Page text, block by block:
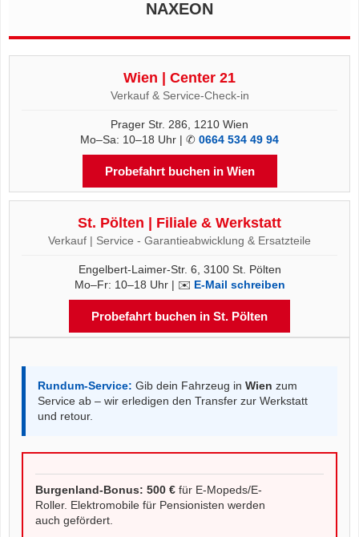
NAXEON
Wien | Center 21
Verkauf & Service-Check-in
Prager Str. 286, 1210 Wien
Mo–Sa: 10–18 Uhr | ✆ 0664 534 49 94
Probefahrt buchen in Wien
St. Pölten | Filiale & Werkstatt
Verkauf | Service - Garantieabwicklung & Ersatzteile
Engelbert-Laimer-Str. 6, 3100 St. Pölten
Mo–Fr: 10–18 Uhr | ✉️ E-Mail schreiben
Probefahrt buchen in St. Pölten
Rundum-Service: Gib dein Fahrzeug in Wien zum
Service ab – wir erledigen den Transfer zur Werkstatt
und retour.
Burgenland-Bonus: 500 € für E-Mopeds/E-
Roller. Elektromobile für Pensionisten werden
auch gefördert.